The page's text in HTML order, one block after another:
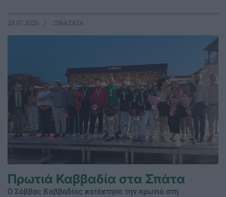
23.07.2026 ΞΙΦΑΣΚΙΑ
Πρωτιά Καββαδία στα Σπάτα
Ο Σάββας Καββαδίας κατέκτησε την πρωτιά στη